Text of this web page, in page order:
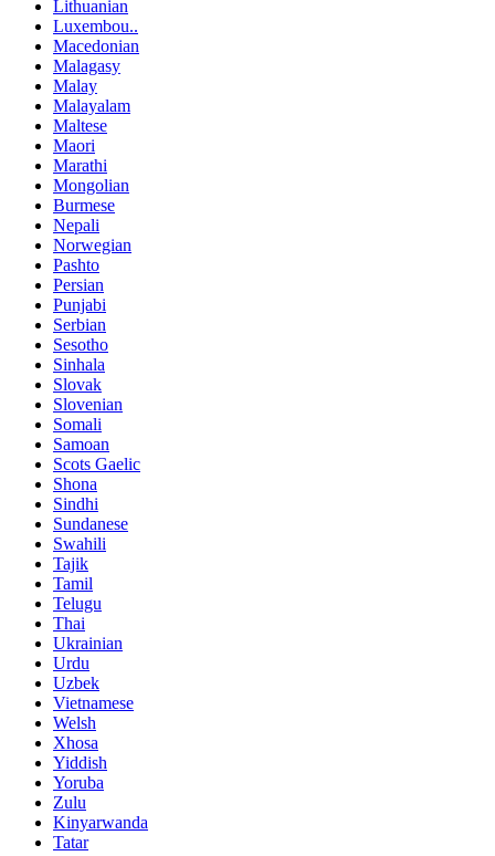
Lithuanian
Luxembou..
Macedonian
Malagasy
Malay
Malayalam
Maltese
Maori
Marathi
Mongolian
Burmese
Nepali
Norwegian
Pashto
Persian
Punjabi
Serbian
Sesotho
Sinhala
Slovak
Slovenian
Somali
Samoan
Scots Gaelic
Shona
Sindhi
Sundanese
Swahili
Tajik
Tamil
Telugu
Thai
Ukrainian
Urdu
Uzbek
Vietnamese
Welsh
Xhosa
Yiddish
Yoruba
Zulu
Kinyarwanda
Tatar